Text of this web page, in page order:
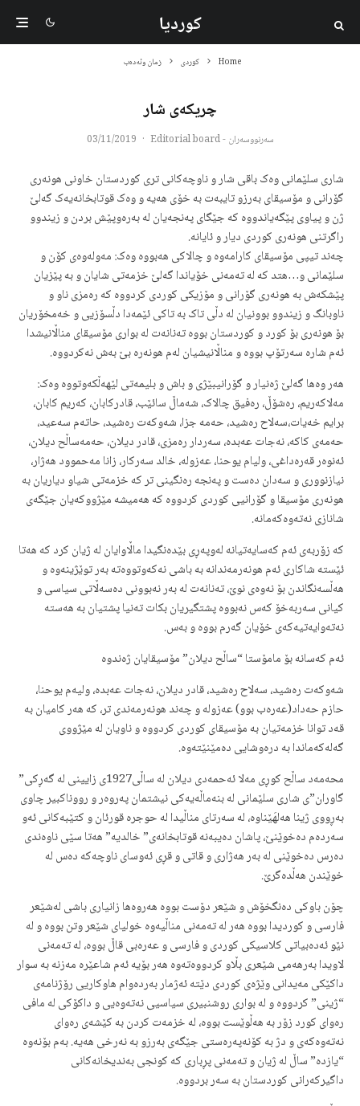
کوردیا
Home کوردی زمان وئەدەب
چریکەی شار
سەرنووسەران - Editorial board ·
03/11/2019
شاری سلێمانی وەک باقی شار و ناوچەکانی تری کوردستان خاونی هونەری
گۆرانی و مۆسیقای بەرزو تایبەت بە خۆی هەیە و وەک قوتابخانەیەک گەلێ
ژن و پیاوی پێگەیاندووە کە جێگای پەنجەیان لە بەرەوپێش بردن و زیندوو
راگرتنی هونەری کوردی دیار و ئایانە.
چەند تیپی مۆسیقای کارامەوە و چالاکی هەبووە وەک: مەولەوەی کۆن و
سلێمانی و…هتد کە لە تەمەنی خۆیاندا گەلێ خزمەتی شایان و بە پێزیان
پێشکەش بە هونەری گۆرانی و مۆزیکی کوردی کردووە کە رەمزی ناو و
ناوبانگ و زیندوو بوونیان لە دڵی تاک بە تاکی ئێمەدا دڵسۆزیی و خەمخۆریان
بۆ هونەری بۆ کورد و کوردستان بووە تەنانەت لە بواری مۆسیقای مناڵانیشدا
ئەم شارە سەرتۆپ بووە و مناڵانیشیان لەم هونەرە بێ بەش نەکردووە.
هەر وەها گەلێ ژەنیار و گۆرانیبێژی و باش و بلیمەتی لێهەڵکەوتووە وەک:
مەلاکەریم، رەشۆڵ، رەفیق چالاک، شەماڵ سائێب، قادرکابان، کەریم کابان،
برایم خەیات،سەلاح رەشید، حەمە جزا، شەوکەت رەشید، حاتەم سەعید،
حەمەی کاکە، نەجات عەبدە، سەردار رەمزی، قادر دیلان، حەمەساڵح دیلان،
ئەنوەر قەرەداغی، ولیام یوحنا، عەزولە، خالد سەرکار، زانا مەحموود هەژار،
نیازنووری و سەدان دەست و پەنجە رەنگینی تر کە خزمەتی شیاو دیاریان بە
هونەری مۆسیقا و گۆرانیی کوردی کردووە کە هەمیشە مێژووکەیان جێگەی
شانازی نەتەوەکەمانە.
کە زۆربەی ئەم کەسایەتیانە لەوپەڕی بێدەنگیدا ماڵاوایان لە ژیان کرد کە هەتا
ئێستە شاکاری ئەم هونەرمەندانە بە باشی نەکەوتووەتە بەر توێژینەوە و
هەڵسەنگاندن بۆ نەوەی نوێ، تەنانەت لە بەر نەبوونی دەسەڵاتی سیاسی و
کیانی سەربەخۆ کەس نەبووە پشتگیریان بکات تەنیا پشتیان بە هەستە
نەتەوایەتیەکەی خۆیان گەرم بووە و بەس.
ئەم کەسانە بۆ مامۆستا “ساڵح دیلان” مۆسیقایان ژەندوە
شەوکەت رەشید، سەلاح رەشید، قادر دیلان، نەجات عەبدە، ولیەم یوحنا،
حازم حەداد(عەرەب بوو) عەزولە و چەند هونەرمەندی تر، کە هەر کامیان بە
قەد توانا خزمەتیان بە مۆسیقای کوردی کردووە و ناویان لە مێژووی
گەلەکەماندا بە درەوشایی دەمێنێتەوە.
محەمەد ساڵح کوڕی مەلا ئەحمەدی دیلان لە ساڵی1927ی زایینی لە گەڕکی”
گاوران”ی شاری سلێمانی لە بنەماڵەیەکی نیشتمان پەروەر و رووناکبیر چاوی
بەڕووی ژینا هەلهَێناوە، لە سەرتای مناڵیدا لە حوجرە قورئان و کتێبەکانی ئەو
سەردەم دەخوێنێ، پاشان دەیبەنە قوتابخانەی” خالدیە” هەتا سێی ناوەندی
دەرس دەخوێنی لە بەر هەژاری و قاتی و قڕی ئەوسای ناوچەکە دەس لە
خوێندن هەڵدەگرێ.
چۆن باوکی دەنگخۆش و شێعر دۆست بووە هەروەها زانیاری باشی لەشێعر
فارسی و کوردیدا بووە هەر لە تەمەنی مناڵیەوە خولیای شێعر وتن بووە و لە
نێو ئەدەبیاتی کلاسیکی کوردی و فارسی و عەرەبی قاڵ بووە، لە تەمەنی
لاویدا بەرهەمی شێعری بڵاو کردووەتەوە هەر بۆیە ئەم شاعێرە مەزنە بە سوار
داکێکی مەیدانی وێژەی کوردی دێتە ئەژمار بەردەوام هاوکاریی رۆژنامەی
“ژینی” کردووە و لە بواری روشنبیری سیاسیی نەتەوەیی و داکۆکی لە مافی
رەوای کورد زۆر بە هەڵوێست بووە، لە خزمەت کردن بە کێشەی رەوای
نەتەوەکەی و دژ بە کۆنەپەرەستی جێگەی بەرزو بە نەرخی هەیە. بەم بۆنەوە
“یازدە” ساڵ لە ژیان و تەمەنی پڕباری کە کونجی بەندیخانەکانی
داگیرکەرانی کوردستان بە سەر بردووە.